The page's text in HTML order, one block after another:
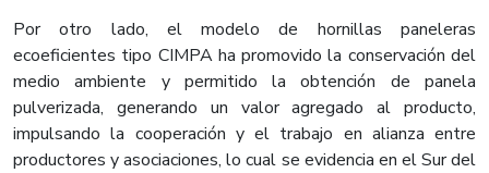
Por otro lado, el modelo de hornillas paneleras
ecoeficientes tipo CIMPA ha promovido la conservación del
medio ambiente y permitido la obtención de panela
pulverizada, generando un valor agregado al producto,
impulsando la cooperación y el trabajo en alianza entre
productores y asociaciones, lo cual se evidencia en el Sur del